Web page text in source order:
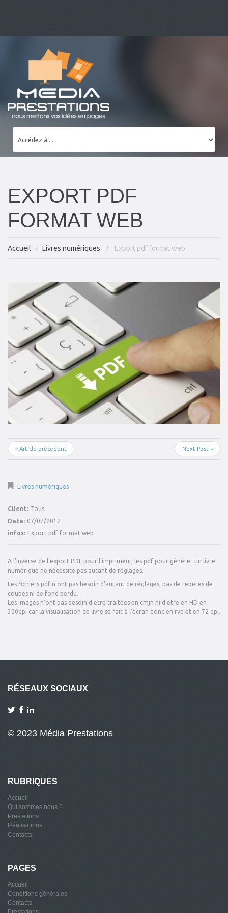
EXPORT PDF
FORMAT WEB
Accueil Livres numériques Export pdf format web
« Article précedent Next Post »
Livres numériques
Client: Tous
Date: 07/07/2012
infos: Export pdf format web
A l'inverse de l'export PDF pour l'imprimeur, les pdf pour générer un livre
numérique ne nécessite pas autant de réglages.
Les fichiers pdf n'ont pas besoin d'autant de réglages, pas de repères de
coupes ni de fond perdu.
Les images n'ont pas besoin d'etre traitées en cmjn ni d'etre en HD en
300dpi car la visualisation de livre se fait à l'écran donc en rvb et en 72 dpi.
RÉSEAUX SOCIAUX
© 2023 Média Prestations
RUBRIQUES
Accueil
Qui sommes nous ?
Prestations
Réalisations
Contacts
PAGES
Accueil
Conditions générales
Contacts